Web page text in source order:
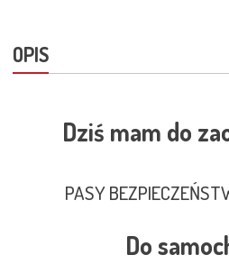
OPIS
Dziś mam do
PASY
Do